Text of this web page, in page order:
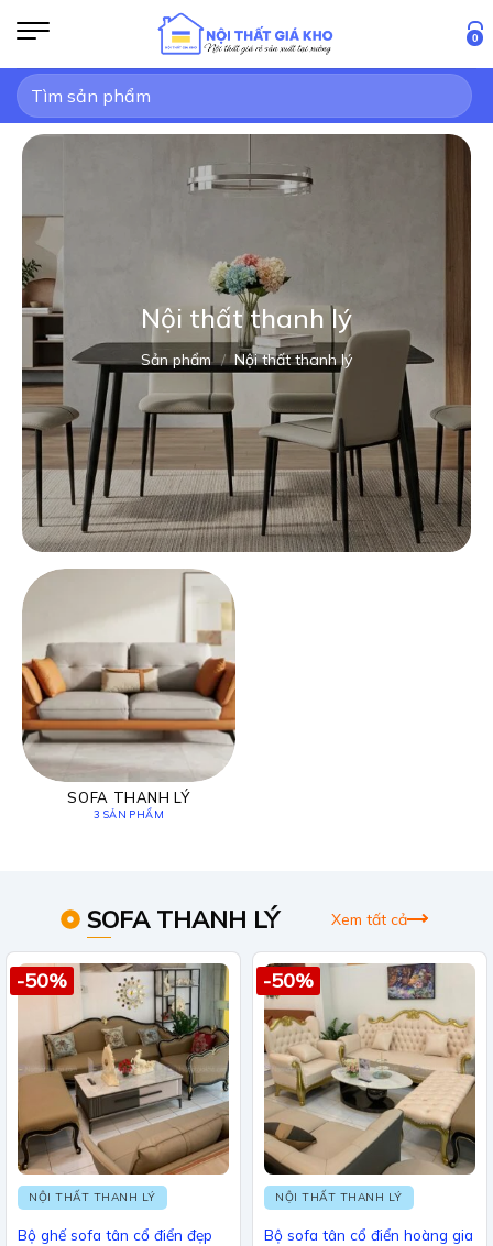
qua
nội
dung
0
Tìm
kiếm:
Nội thất thanh lý
Sản phẩm / Nội thất thanh lý
SOFA THANH LÝ
3 SẢN PHẨM
SOFA THANH LÝ Xem tất cả
-50%
NỘI THẤT THANH LÝ
Bộ ghế sofa tân cổ điển đẹp
-50%
NỘI THẤT THANH LÝ
Bộ sofa tân cổ điển hoàng gia